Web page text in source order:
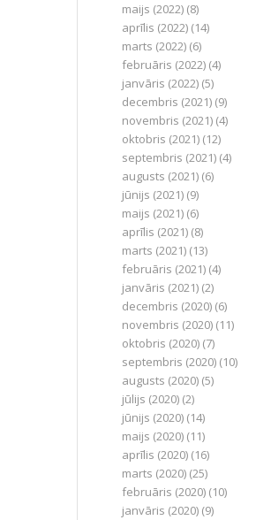
maijs (2022) (8)
aprīlis (2022) (14)
marts (2022) (6)
februāris (2022) (4)
janvāris (2022) (5)
decembris (2021) (9)
novembris (2021) (4)
oktobris (2021) (12)
septembris (2021) (4)
augusts (2021) (6)
jūnijs (2021) (9)
maijs (2021) (6)
aprīlis (2021) (8)
marts (2021) (13)
februāris (2021) (4)
janvāris (2021) (2)
decembris (2020) (6)
novembris (2020) (11)
oktobris (2020) (7)
septembris (2020) (10)
augusts (2020) (5)
jūlijs (2020) (2)
jūnijs (2020) (14)
maijs (2020) (11)
aprīlis (2020) (16)
marts (2020) (25)
februāris (2020) (10)
janvāris (2020) (9)